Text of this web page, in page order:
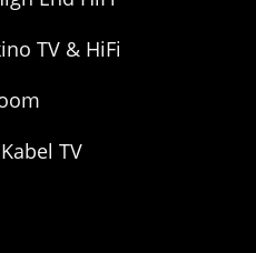
TV & HiFi
TV